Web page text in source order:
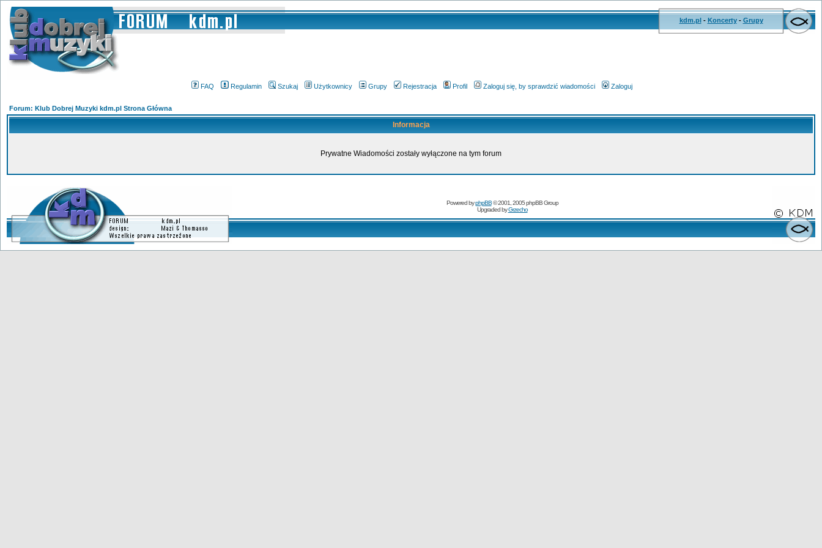
kdm.pl- Koncerty- Grupy
FAQ Regulamin Szukaj Użytkownicy Grupy Rejestracja Profil Zaloguj się, by sprawdzić wiadomości Zaloguj
Forum: Klub Dobrej Muzyki kdm.pl Strona Główna
Informacja
Prywatne Wiadomości zostały wyłączone na tym forum
Powered byphpBB© 2001, 2005 phpBB Group
Upgraded byGrzecho